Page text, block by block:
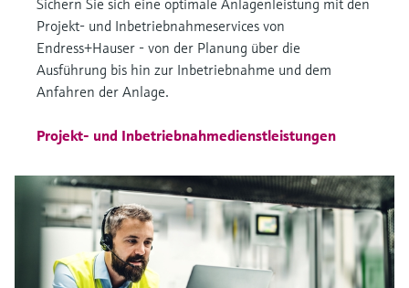
Projekt- und Inbetriebnahmeservices von
Endress+Hauser - von der Planung über die
Ausführung bis hin zur Inbetriebnahme und dem
Anfahren der Anlage.
Projekt- und Inbetriebnahmedienstleistungen